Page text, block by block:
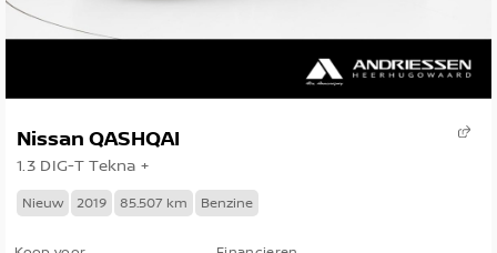
Nissan QASHQAI
1.3 DIG-T Tekna +
Nieuw 2019 85.507 km Benzine